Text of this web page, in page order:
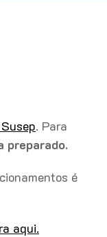
. Para
preparado.
é
aqui.